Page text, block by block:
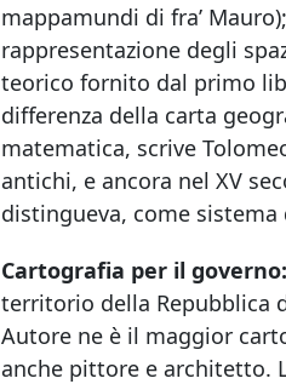
mappamundi di fra’
rappresentazione degli
teorico fornito dal primo
differenza della carta
matematica, scrive
antichi, e ancora nel XV
distingueva, come
Cartografia per il
territorio della Repubblica
Autore ne è il maggior
anche pittore e architetto.